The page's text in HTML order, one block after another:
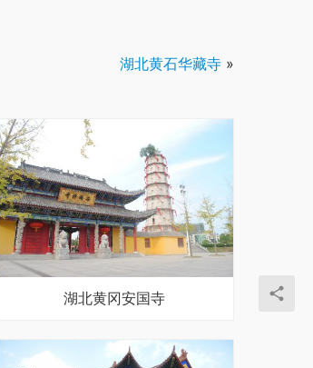
湖北黄石华藏寺 »
湖北黄冈安国寺